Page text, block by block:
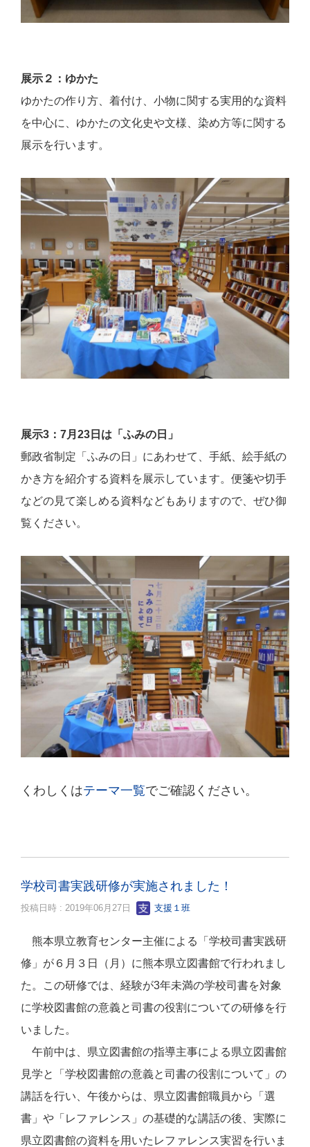
展示２：ゆかた
ゆかたの作り方、着付け、小物に関する実用的な資料
を中心に、ゆかたの文化史や文様、染め方等に関する
展示を行います。
展示3 ： 7月 23 日は「ふみの日」
郵政省制定「ふみの日」にあわせて、手紙、絵手紙の
かき方を紹介する資料を展示しています。便箋や切手
などの見て楽しめる資料などもありますので、ぜひ御
覧ください。
くわしくはテーマ一覧でご確認ください。
学校司書実践研修が実施されました！
投稿日時 : 2019年06月27日 支援１班
熊本県立教育センター主催による「学校司書実践研
修」が６月３日（月）に熊本県立図書館で行われまし
た。この研修では、経験が3年未満の学校司書を対象
に学校図書館の意義と司書の役割についての研修を行
いました。
午前中は、県立図書館の指導主事による県立図書館
見学と「学校図書館の意義と司書の役割について」の
講話を行い、午後からは、県立図書館職員から「選
書」や「レファレンス」の基礎的な講話の後、実際に
県立図書館の資料を用いたレファレンス実習を行いま